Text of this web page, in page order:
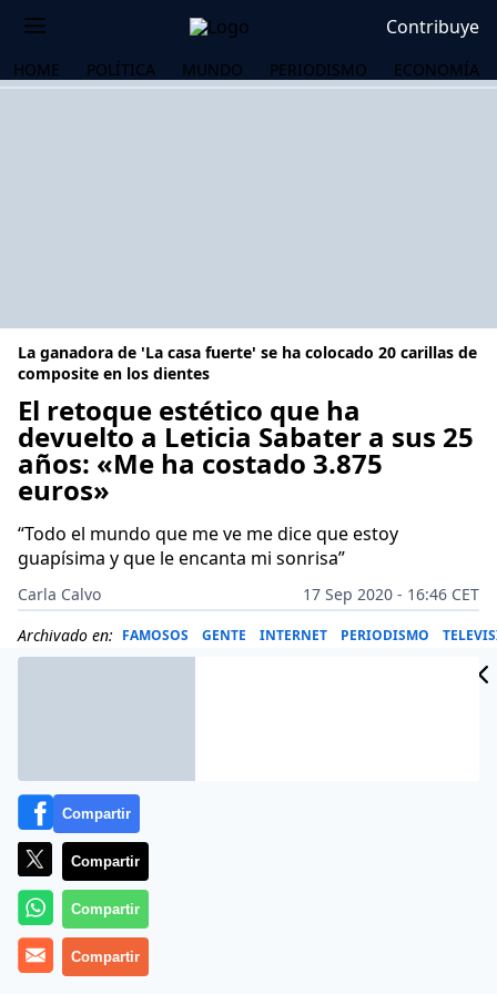
Contribuye
HOME POLÍTICA MUNDO PERIODISMO ECONOMÍA
La ganadora de 'La casa fuerte' se ha colocado 20 carillas de
composite en los dientes
El retoque estético que ha
devuelto a Leticia Sabater a sus 25
años: «Me ha costado 3.875
euros»
“Todo el mundo que me ve me dice que estoy
guapísima y que le encanta mi sonrisa”
Carla Calvo
17 Sep 2020 - 16:46 CET
Archivado en: FAMOSOS GENTE INTERNET PERIODISMO
Compartir
Compartir
Compartir
Compartir